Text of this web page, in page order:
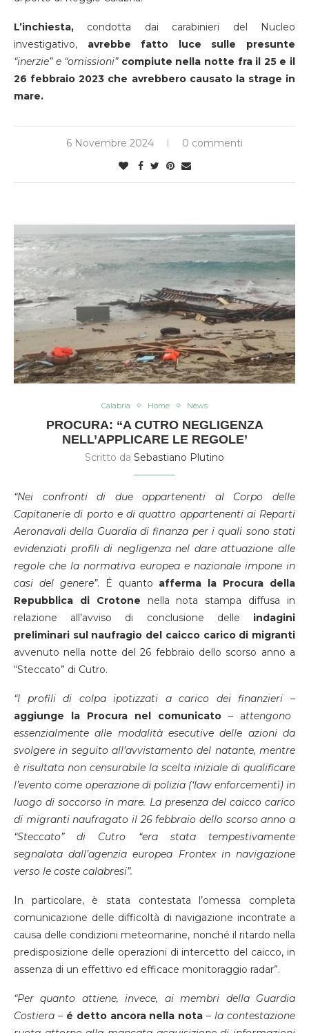
L’inchiesta, condotta dai carabinieri del Nucleo
investigativo, avrebbe fatto luce sulle presunte
“inerzie” e “omissioni” compiute nella notte fra il 25 e il
26 febbraio 2023 che avrebbero causato la strage in
mare.
6 Novembre 2024 0 commenti
Calabria Home News
PROCURA: “A CUTRO NEGLIGENZA
NELL’APPLICARE LE REGOLE’
Scritto da Sebastiano Plutino
“Nei confronti di due appartenenti al Corpo delle
Capitanerie di porto e di quattro appartenenti ai Reparti
Aeronavali della Guardia di finanza per i quali sono stati
evidenziati profili di negligenza nel dare attuazione alle
regole che la normativa europea e nazionale impone in
casi del genere”. É quanto afferma la Procura della
Repubblica di Crotone nella nota stampa diffusa in
relazione all’avviso di conclusione delle indagini
preliminari sul naufragio del caicco carico di migranti
avvenuto nella notte del 26 febbraio dello scorso anno a
“Steccato” di Cutro.
“I profili di colpa ipotizzati a carico dei finanzieri –
aggiunge la Procura nel comunicato – attengono
essenzialmente alle modalità esecutive delle azioni da
svolgere in seguito all’avvistamento del natante, mentre
è risultata non censurabile la scelta iniziale di qualificare
l’evento come operazione di polizia (‘law enforcementì) in
luogo di soccorso in mare. La presenza del caicco carico
di migranti naufragato il 26 febbraio dello scorso anno a
“Steccato” di Cutro “era stata tempestivamente
segnalata dall’agenzia europea Frontex in navigazione
verso le coste calabresi”.
In particolare, è stata contestata l’omessa completa
comunicazione delle difficoltà di navigazione incontrate a
causa delle condizioni meteomarine, nonché il ritardo nella
predisposizione delle operazioni di intercetto del caicco, in
assenza di un effettivo ed efficace monitoraggio radar”.
“Per quanto attiene, invece, ai membri della Guardia
Costiera –é detto ancora nella nota –la contestazione